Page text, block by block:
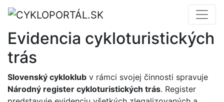
Evidencia cykloturistických
trás
Slovenský cykloklub v rámci svojej činnosti spravuje
Národný register cykloturistických trás. Register